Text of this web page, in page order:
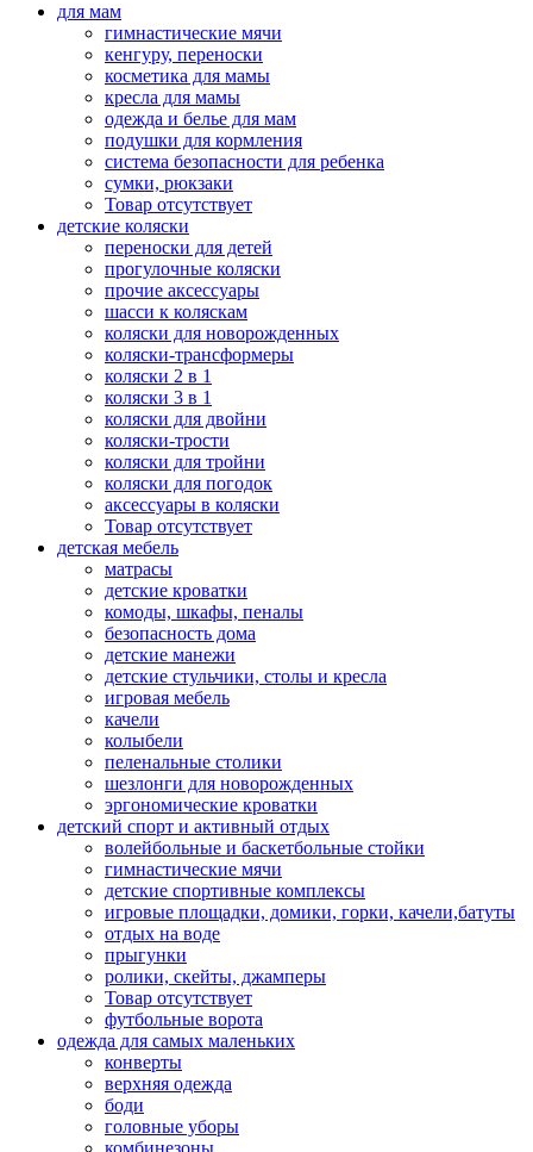
для мам
гимнастические мячи
кенгуру, переноски
косметика для мамы
кресла для мамы
одежда и белье для мам
подушки для кормления
система безопасности для ребенка
сумки, рюкзаки
Товар отсутствует
детские коляски
переноски для детей
прогулочные коляски
прочие аксессуары
шасси к коляскам
коляски для новорожденных
коляски-трансформеры
коляски 2 в 1
коляски 3 в 1
коляски для двойни
коляски-трости
коляски для тройни
коляски для погодок
аксессуары в коляски
Товар отсутствует
детская мебель
матрасы
детские кроватки
комоды, шкафы, пеналы
безопасность дома
детские манежи
детские стульчики, столы и кресла
игровая мебель
качели
колыбели
пеленальные столики
шезлонги для новорожденных
эргономические кроватки
детский спорт и активный отдых
волейбольные и баскетбольные стойки
гимнастические мячи
детские спортивные комплексы
игровые площадки, домики, горки, качели,батуты
отдых на воде
прыгунки
ролики, скейты, джамперы
Товар отсутствует
футбольные ворота
одежда для самых маленьких
конверты
верхняя одежда
боди
головные уборы
комбинезоны